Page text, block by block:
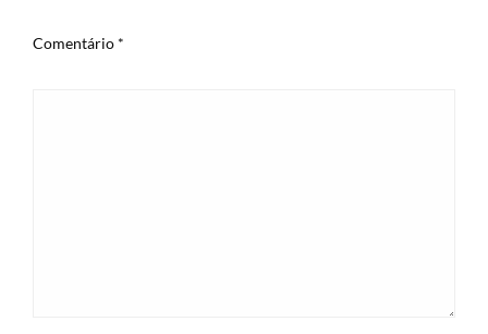
Comentário *